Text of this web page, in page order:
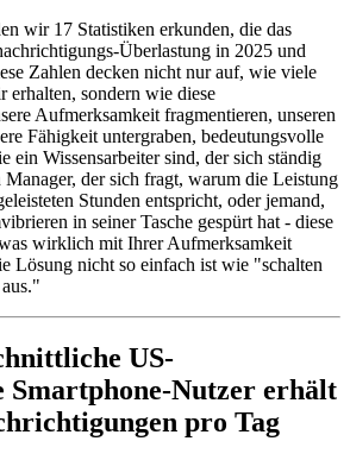
wir 17 Statistiken erkunden, die das
Überlastung in 2025 und
Zahlen decken nicht nur auf, wie viele
erhalten, sondern wie diese
Aufmerksamkeit fragmentieren, unseren
Fähigkeit untergraben, bedeutungsvolle
ein Wissensarbeiter sind, der sich ständig
der sich fragt, warum die Leistung
Stunden entspricht, oder jemand,
in seiner Tasche gespürt hat - diese
wirklich mit Ihrer Aufmerksamkeit
Lösung nicht so einfach ist wie "schalten
US-
Smartphone-Nutzer erhält
pro Tag